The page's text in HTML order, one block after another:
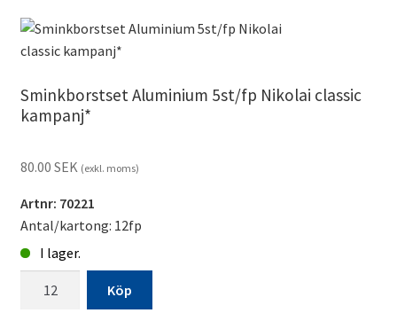
classic
mängd
Sminkborstset Aluminium 5st/fp Nikolai classic
kampanj*
80.00 SEK (exkl. moms)
Artnr: 70221
Antal/kartong: 12fp
I lager.
Köp